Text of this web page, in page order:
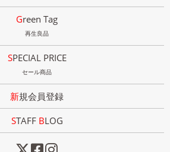
Green Tag
再生良品
SPECIAL PRICE
セール商品
新規会員登録
STAFF BLOG